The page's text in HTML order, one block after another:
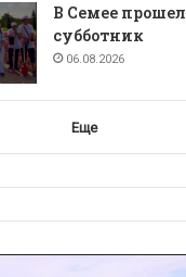
В Семее прошел
субботник
06.08.2026
Еще